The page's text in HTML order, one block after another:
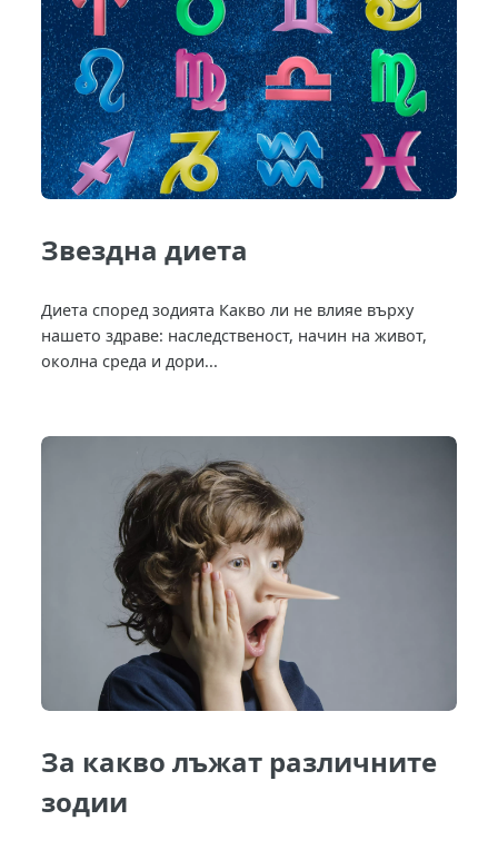
Звездна диета
Диета според зодията Какво ли не влияе върху
нашето здраве: наследственост, начин на живот,
околна среда и дори...
За какво лъжат различните
зодии